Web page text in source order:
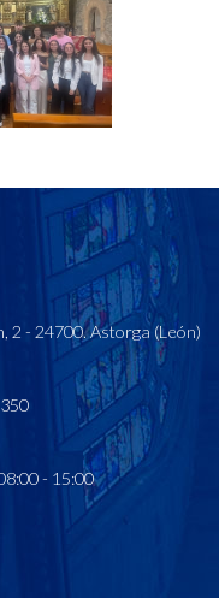
2 - 24700. Astorga (León)
- 15:00